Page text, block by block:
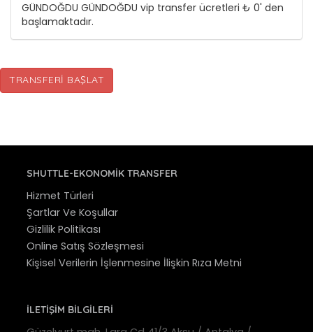
GÜNDOĞDU GÜNDOĞDU vip transfer ücretleri ₺ 0' den
başlamaktadır.
TRANSFERI BAŞLAT
SHUTTLE-EKONOMIK TRANSFER
Hizmet Türleri
Şartlar Ve Koşullar
Gizlilik Politikası
Online Satış Sözleşmesi
Kişisel Verilerin İşlenmesine İlişkin Rıza Metni
İLETİŞİM BİLGİLERİ